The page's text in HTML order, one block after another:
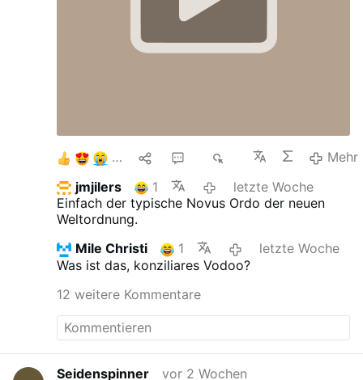
Mehr
jmjilers
1
letzte Woche
Einfach der typische Novus Ordo der neuen
Weltordnung.
Mile Christi
1
letzte Woche
Was ist das, konziliares Vodoo?
12 weitere Kommentare
Seidenspinner
vor 2 Wochen